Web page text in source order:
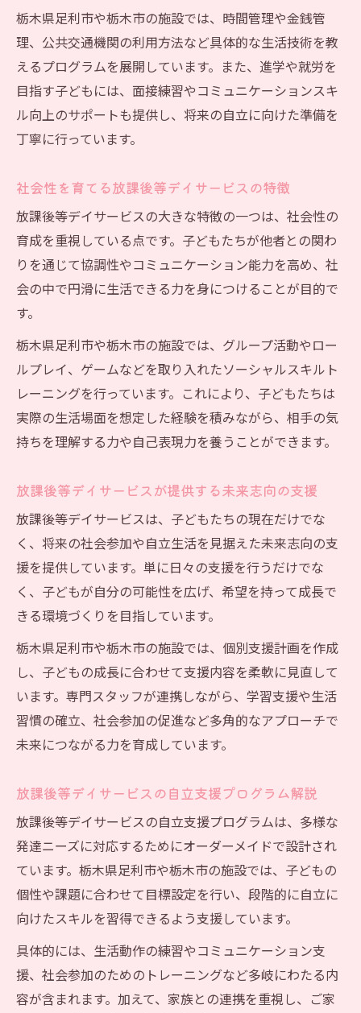
栃木県足利市や栃木市の施設では、時間管理や金銭管
理、公共交通機関の利用方法など具体的な生活技術を教
えるプログラムを展開しています。また、進学や就労を
目指す子どもには、面接練習やコミュニケーションスキ
ル向上のサポートも提供し、将来の自立に向けた準備を
丁寧に行っています。
社会性を育てる放課後等デイサービスの特徴
放課後等デイサービスの大きな特徴の一つは、社会性の
育成を重視している点です。子どもたちが他者との関わ
りを通じて協調性やコミュニケーション能力を高め、社
会の中で円滑に生活できる力を身につけることが目的で
す。
栃木県足利市や栃木市の施設では、グループ活動やロー
ルプレイ、ゲームなどを取り入れたソーシャルスキルト
レーニングを行っています。これにより、子どもたちは
実際の生活場面を想定した経験を積みながら、相手の気
持ちを理解する力や自己表現力を養うことができます。
放課後等デイサービスが提供する未来志向の支援
放課後等デイサービスは、子どもたちの現在だけでな
く、将来の社会参加や自立生活を見据えた未来志向の支
援を提供しています。単に日々の支援を行うだけでな
く、子どもが自分の可能性を広げ、希望を持って成長で
きる環境づくりを目指しています。
栃木県足利市や栃木市の施設では、個別支援計画を作成
し、子どもの成長に合わせて支援内容を柔軟に見直して
います。専門スタッフが連携しながら、学習支援や生活
習慣の確立、社会参加の促進など多角的なアプローチで
未来につながる力を育成しています。
放課後等デイサービスの自立支援プログラム解説
放課後等デイサービスの自立支援プログラムは、多様な
発達ニーズに対応するためにオーダーメイドで設計され
ています。栃木県足利市や栃木市の施設では、子どもの
個性や課題に合わせて目標設定を行い、段階的に自立に
向けたスキルを習得できるよう支援しています。
具体的には、生活動作の練習やコミュニケーション支
援、社会参加のためのトレーニングなど多岐にわたる内
容が含まれます。加えて、家族との連携を重視し、ご家